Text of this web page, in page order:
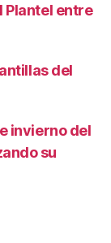
Plantel entre
del
invierno del
su